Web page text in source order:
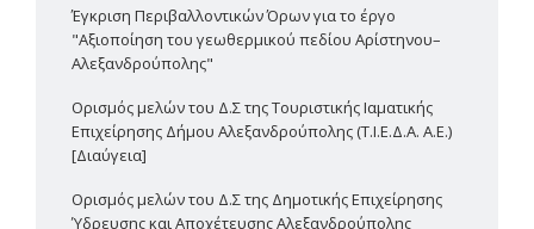
Έγκριση Περιβαλλοντικών Όρων για το έργο
"Αξιοποίηση του γεωθερμικού πεδίου Αρίστηνου–
Αλεξανδρούπολης"
Ορισμός μελών του Δ.Σ της Τουριστικής Ιαματικής
Επιχείρησης Δήμου Αλεξανδρούπολης (Τ.Ι.Ε.Δ.Α. Α.Ε.)
[Διαύγεια]
Ορισμός μελών του Δ.Σ της Δημοτικής Επιχείρησης
Ύδρευσης και Αποχέτευσης Αλεξανδρούπολης